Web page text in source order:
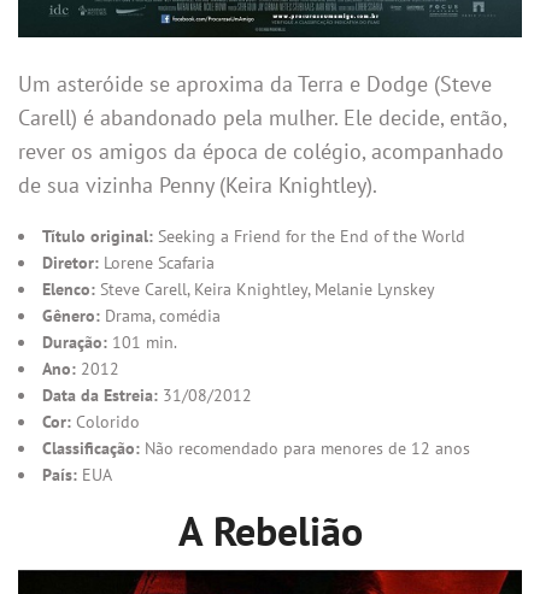
Um asteróide se aproxima da Terra e Dodge (Steve
Carell) é abandonado pela mulher. Ele decide, então,
rever os amigos da época de colégio, acompanhado
de sua vizinha Penny (Keira Knightley).
Título original: Seeking a Friend for the End of the World
Diretor: Lorene Scafaria
Elenco: Steve Carell, Keira Knightley, Melanie Lynskey
Gênero: Drama, comédia
Duração: 101 min.
Ano: 2012
Data da Estreia: 31/08/2012
Cor: Colorido
Classificação: Não recomendado para menores de 12 anos
País: EUA
A Rebelião